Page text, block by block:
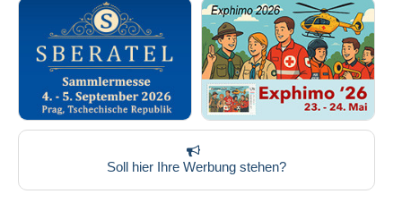
Soll hier Ihre Werbung stehen?